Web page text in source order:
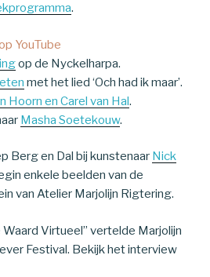
.
YouTube
op de Nyckelharpa.
met het lied ‘Och had ik maar’.
Hoorn en Carel van Hal.
Masha Soetekouw.
Berg en Dal bij kunstenaar Nick
enkele beelden van de
van Atelier Marjolijn Rigtering.
Virtueel” vertelde Marjolijn
Festival. Bekijk het interview